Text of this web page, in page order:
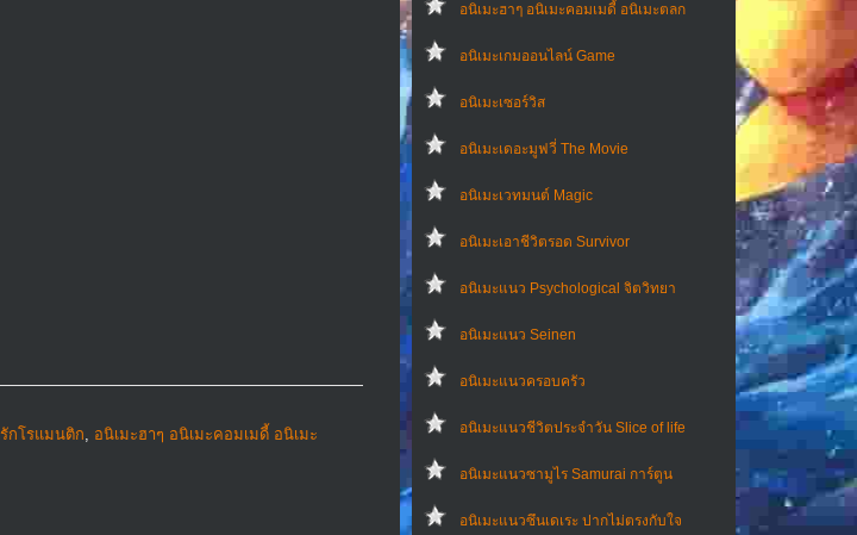
อนิเมะฮาๆ อนิเมะคอมเมดี้ อนิเมะตลก
อนิเมะเกมออนไลน์ Game
อนิเมะเซอร์วิส
อนิเมะเดอะมูฟวี่ The Movie
อนิเมะเวทมนต์ Magic
อนิเมะเอาชีวิตรอด Survivor
อนิเมะแนว Psychological จิตวิทยา
อนิเมะแนว Seinen
อนิเมะแนวครอบครัว
อนิเมะแนวชีวิตประจําวัน Slice of life
อนิเมะแนวซามูไร Samurai การ์ตูน
อนิเมะแนวซึนเดเระ ปากไม่ตรงกับใจ
กโรแมนติก
อนิเมะฮาๆ อนิเมะคอมเมดี้ อนิเมะ